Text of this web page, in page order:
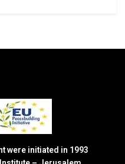
were initiated in 1993